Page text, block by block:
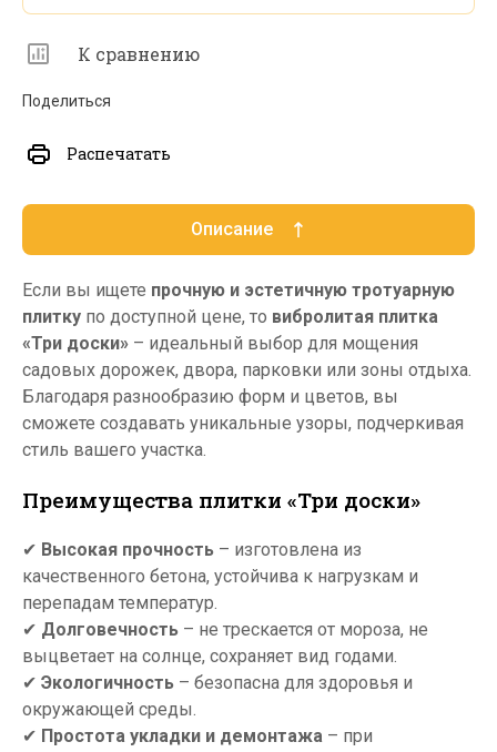
К сравнению
Поделиться
Распечатать
Описание
Если вы ищете прочную и эстетичную тротуарную
плитку по доступной цене, то вибролитая плитка
«Три доски» – идеальный выбор для мощения
садовых дорожек, двора, парковки или зоны отдыха.
Благодаря разнообразию форм и цветов, вы
сможете создавать уникальные узоры, подчеркивая
стиль вашего участка.
Преимущества плитки «Три доски»
✔ Высокая прочность – изготовлена из
качественного бетона, устойчива к нагрузкам и
перепадам температур.
✔ Долговечность – не трескается от мороза, не
выцветает на солнце, сохраняет вид годами.
✔ Экологичность – безопасна для здоровья и
окружающей среды.
✔ Простота укладки и демонтажа – при